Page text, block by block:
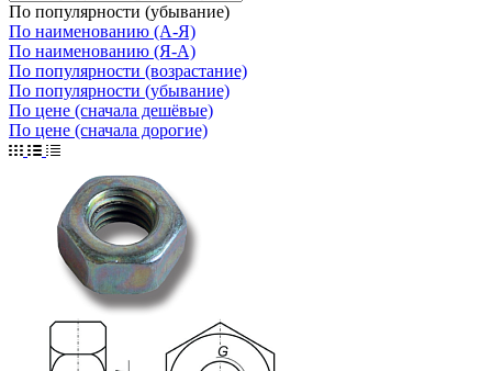
По популярности (убывание)
По наименованию (А-Я)
По наименованию (Я-А)
По популярности (возрастание)
По популярности (убывание)
По цене (сначала дешёвые)
По цене (сначала дорогие)